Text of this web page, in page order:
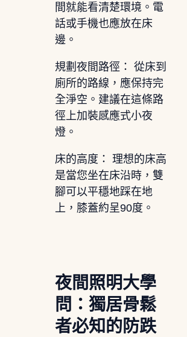
間就能看清楚環境。電
話或手機也應放在床
邊。
規劃夜間路徑： 從床到
廁所的路線，應保持完
全淨空。建議在這條路
徑上加裝感應式小夜
燈。
床的高度： 理想的床高
是當您坐在床沿時，雙
腳可以平穩地踩在地
上，膝蓋約呈90度。
夜間照明大學
問：獨居骨鬆
者必知的防跌